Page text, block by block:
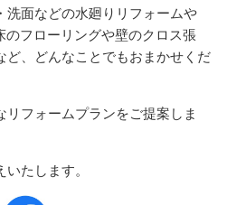
洗面などの水廻りリフォームや
のフローリングや壁のクロス張
ど、どんなことでもおまかせくだ
フォームプランをご提案しま
たします。